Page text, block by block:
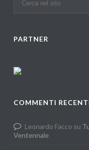
PARTNER
COMMENTI
Leonardo Facco su
Ventennale